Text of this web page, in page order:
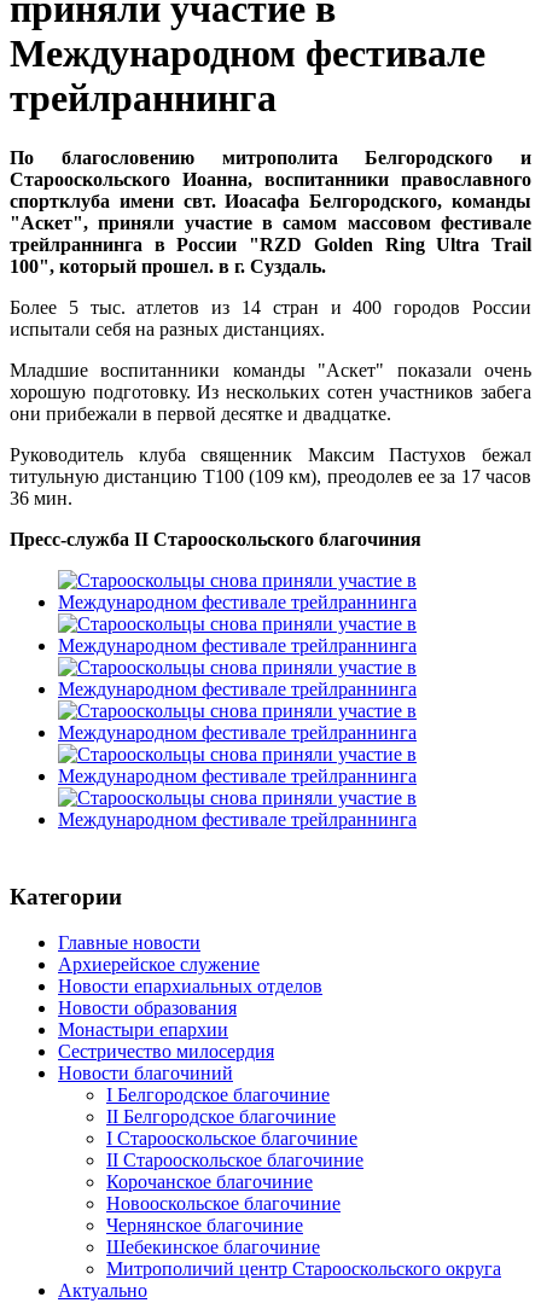
приняли участие в
Международном фестивале
трейлраннинга
По благословению митрополита Белгородского и
Старооскольского Иоанна, воспитанники православного
спортклуба имени свт. Иоасафа Белгородского, команды
"Аскет", приняли участие в самом массовом фестивале
трейлраннинга в России "RZD Golden Ring Ultra Trail
100", который прошел. в г. Суздаль.
Более 5 тыс. атлетов из 14 стран и 400 городов России
испытали себя на разных дистанциях.
Младшие воспитанники команды "Аскет" показали очень
хорошую подготовку. Из нескольких сотен участников забега
они прибежали в первой десятке и двадцатке.
Руководитель клуба священник Максим Пастухов бежал
титульную дистанцию Т100 (109 км), преодолев ее за 17 часов
36 мин.
Пресс-служба II Старооскольского благочиния
Категории
Главные новости
Архиерейское служение
Новости епархиальных отделов
Новости образования
Монастыри епархии
Сестричество милосердия
Новости благочиний
I Белгородское благочиние
II Белгородское благочиние
I Старооскольское благочиние
II Старооскольское благочиние
Корочанское благочиние
Новооскольское благочиние
Чернянское благочиние
Шебекинское благочиние
Митрополичий центр Старооскольского округа
Актуально